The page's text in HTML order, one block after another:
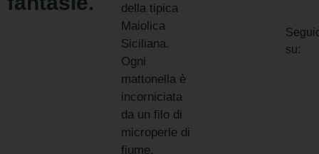
della tipica
Maiolica
Siciliana.
Ogni
mattonella è
incorniciata
da un filo di
microperle di
fiume.
su: